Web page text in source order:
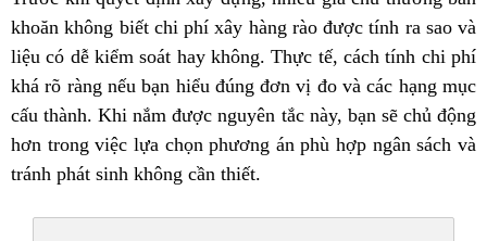
khoăn không biết chi phí xây hàng rào được tính ra sao và
liệu có dễ kiểm soát hay không. Thực tế, cách tính chi phí
khá rõ ràng nếu bạn hiểu đúng đơn vị đo và các hạng mục
cấu thành. Khi nắm được nguyên tắc này, bạn sẽ chủ động
hơn trong việc lựa chọn phương án phù hợp ngân sách và
tránh phát sinh không cần thiết.